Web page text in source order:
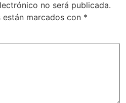
no será publicada.
marcados con *